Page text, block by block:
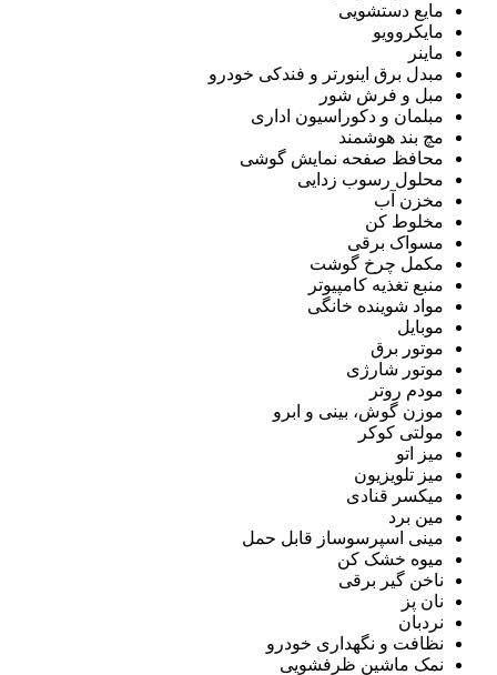
مایع دستشویی
مایکروویو
ماینر
مبدل برق اینورتر و فندکی خودرو
مبل و فرش شور
مبلمان و دکوراسیون اداری
مچ بند هوشمند
محافظ صفحه نمایش گوشی
محلول رسوب زدایی
مخزن آب
مخلوط کن
مسواک برقی
مکمل چرخ گوشت
منبع تغذیه کامپیوتر
مواد شوینده خانگی
موبایل
موتور برق
موتور شارژی
مودم روتر
موزن گوش، بینی و ابرو
مولتی کوکر
میز اتو
میز تلویزیون
میکسر قنادی
مین برد
مینی اسپرسوساز قابل حمل
میوه خشک کن
ناخن گیر برقی
نان پز
نردبان
نظافت و نگهداری خودرو
نمک ماشین ظرفشویی